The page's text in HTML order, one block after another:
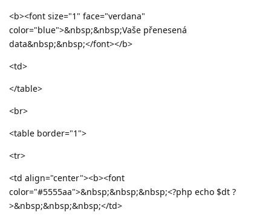
<b><font size="1" face="verdana"
color="blue">&nbsp;&nbsp;Vaše přenesená
data&nbsp;&nbsp;</font></b>
<td>
</table>
<br>
<table border="1">
<tr>
<td align="center"><b><font
color="#5555aa">&nbsp;&nbsp;&nbsp;<?php echo $dt ?
>&nbsp;&nbsp;&nbsp;</td>